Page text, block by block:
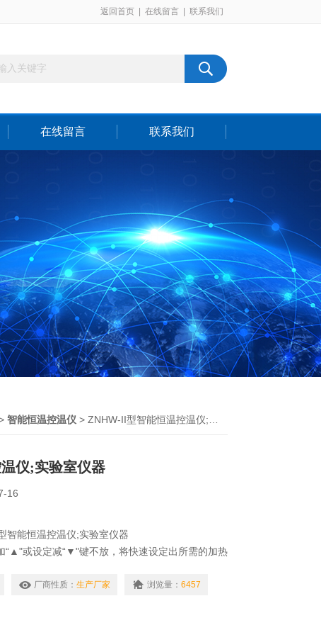
返回首页 在线留言 联系我们
在线留言 联系我们
智能恒温控温仪 > ZNHW-II型智能恒温控温仪;实验室仪器
仪;实验室仪器
16
智能恒温控温仪;实验室仪器
“▲"或设定减“▼"键不放，将快速设定出所需的加热
的温差大小确定加热量，确保无温冲一次升温到
厂商性质： 生产厂家 浏览量： 6457